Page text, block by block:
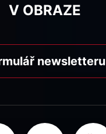
V OBRAZE
newsletteru